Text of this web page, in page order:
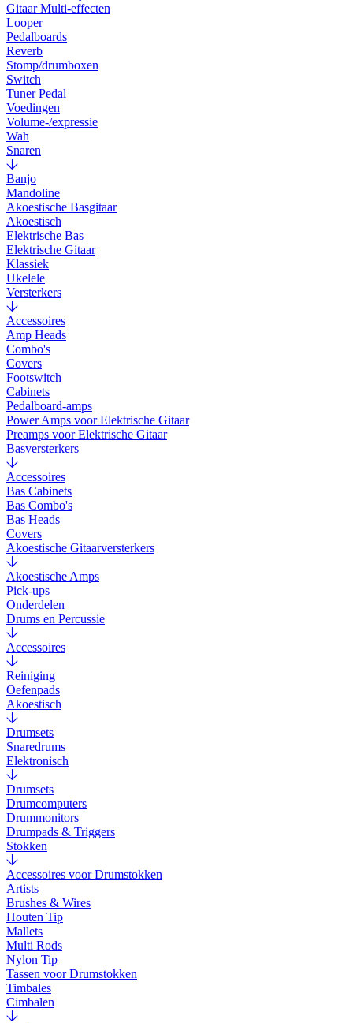
Gitaar Multi-effecten
Looper
Pedalboards
Reverb
Stomp/drumboxen
Switch
Tuner Pedal
Voedingen
Volume-/expressie
Wah
Snaren
Banjo
Mandoline
Akoestische Basgitaar
Akoestisch
Elektrische Bas
Elektrische Gitaar
Klassiek
Ukelele
Versterkers
Accessoires
Amp Heads
Combo's
Covers
Footswitch
Cabinets
Pedalboard-amps
Power Amps voor Elektrische Gitaar
Preamps voor Elektrische Gitaar
Basversterkers
Accessoires
Bas Cabinets
Bas Combo's
Bas Heads
Covers
Akoestische Gitaarversterkers
Akoestische Amps
Pick-ups
Onderdelen
Drums en Percussie
Accessoires
Reiniging
Oefenpads
Akoestisch
Drumsets
Snaredrums
Elektronisch
Drumsets
Drumcomputers
Drummonitors
Drumpads & Triggers
Stokken
Accessoires voor Drumstokken
Artists
Brushes & Wires
Houten Tip
Mallets
Multi Rods
Nylon Tip
Tassen voor Drumstokken
Timbales
Cimbalen